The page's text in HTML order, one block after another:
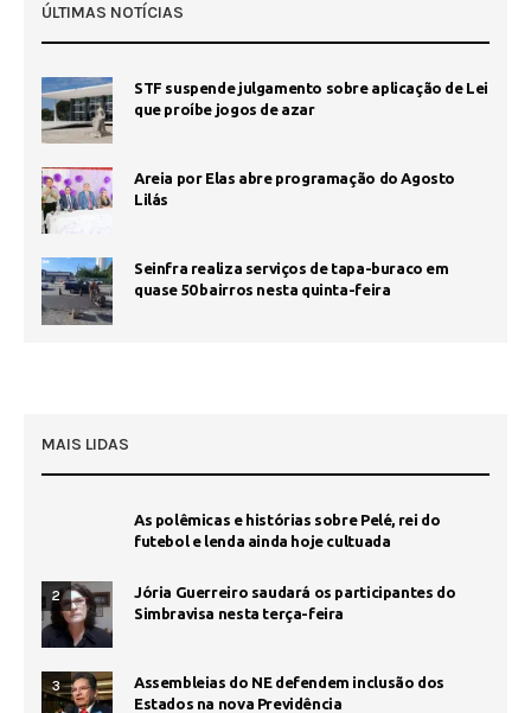
ÚLTIMAS NOTÍCIAS
STF suspende julgamento sobre aplicação de Lei
que proíbe jogos de azar
Areia por Elas abre programação do Agosto
Lilás
Seinfra realiza serviços de tapa-buraco em
quase 50 bairros nesta quinta-feira
MAIS LIDAS
As polêmicas e histórias sobre Pelé, rei do
futebol e lenda ainda hoje cultuada
2
Jória Guerreiro saudará os participantes do
Simbravisa nesta terça-feira
3
Assembleias do NE defendem inclusão dos
Estados na nova Previdência